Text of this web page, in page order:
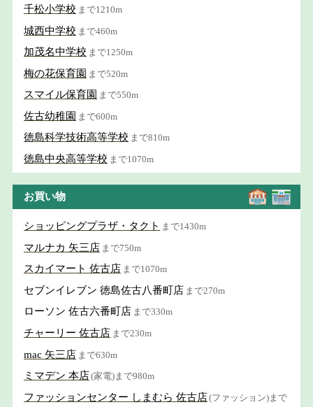
千松小学校 まで1210m
城西中学校 まで460m
加茂名中学校 まで1250m
梅の花保育園 まで520m
スマイル保育園 まで550m
佐古幼稚園 まで600m
徳島科学技術高等学校 まで810m
徳島中央高等学校 まで1070m
お買い物
ショッピングプラザ・タクト まで1430m
マルナカ 矢三店 まで750m
スカイマート 佐古店 まで1070m
セブンイレブン 徳島佐古八番町店 まで270m
ローソン 佐古六番町店 まで330m
チャーリー 佐古店 まで230m
mac 矢三店 まで630m
ミマデン 本店(家電)まで980m
ファッションセンター しまむら 佐古店(ファッション)まで